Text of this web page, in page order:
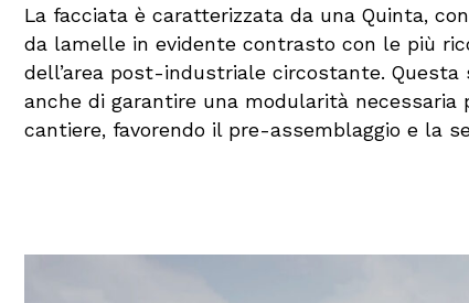
La facciata è caratterizzata da una Quinta,
da lamelle in evidente contrasto con le più
dell’area post-industriale circostante.
anche di garantire una modularità necessaria
cantiere, favorendo il pre-assemblaggio e la